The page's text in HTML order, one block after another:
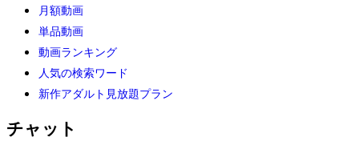
月額動画
単品動画
動画ランキング
人気の検索ワード
新作アダルト見放題プラン
チャット